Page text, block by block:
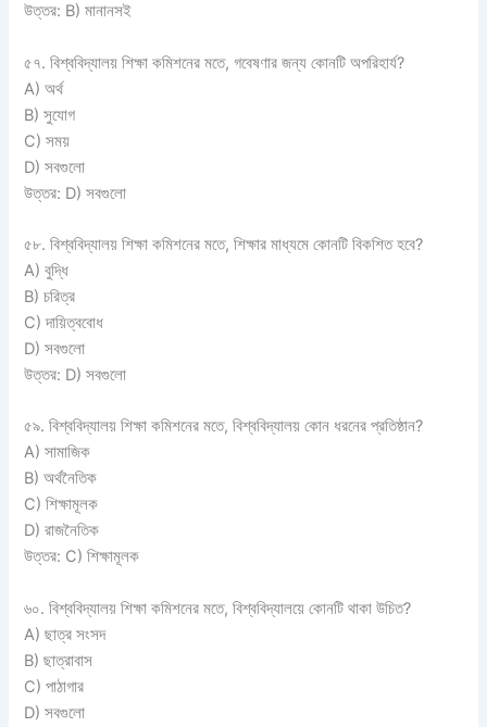
উত্তর: B) মানানসই
৫৭. বিশ্ববিদ্যালয় শিক্ষা কমিশনের মতে, গবেষণার জন্য কোনটি অপরিহার্য?
A) অর্থ
B) সুযোগ
C) সময়
D) সবগুলো
উত্তর: D) সবগুলো
৫৮. বিশ্ববিদ্যালয় শিক্ষা কমিশনের মতে, শিক্ষার মাধ্যমে কোনটি বিকশিত হবে?
A) বুদ্ধি
B) চরিত্র
C) দায়িত্ববোধ
D) সবগুলো
উত্তর: D) সবগুলো
৫৯. বিশ্ববিদ্যালয় শিক্ষা কমিশনের মতে, বিশ্ববিদ্যালয় কোন ধরনের প্রতিষ্ঠান?
A) সামাজিক
B) অর্থনৈতিক
C) শিক্ষামূলক
D) রাজনৈতিক
উত্তর: C) শিক্ষামূলক
৬০. বিশ্ববিদ্যালয় শিক্ষা কমিশনের মতে, বিশ্ববিদ্যালয়ে কোনটি থাকা উচিত?
A) ছাত্র সংসদ
B) ছাত্রাবাস
C) পাঠাগার
D) সবগুলো